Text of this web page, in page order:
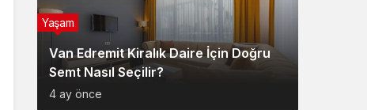
Van Edremit Kiralık Daire İçin Doğru
Semt Nasıl Seçilir?
4 ay önce
Yaşam